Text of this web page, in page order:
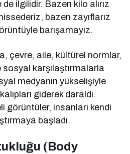
ilgilidir. Bazen kilo alırız
bazen zayıflarız
barışamayız.
çevre, aile, kültürel normlar,
karşılaştırmalarla
medyanın yükselişiyle
giderek daraldı.
görüntüler, insanları kendi
başladı.
(Body